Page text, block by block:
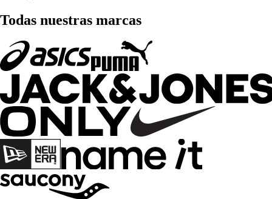
Todas nuestras marcas